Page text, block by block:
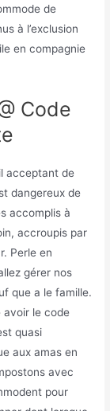
de
à l’exclusion
en compagnie
Code
acceptant de
dangereux de
accomplis à
accroupis par
Perle en
gérer nos
que a le famille.
avoir le code
quasi
aux amas en
avec
pour